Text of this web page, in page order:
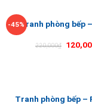
-45%Tranh phòng bếp
220,000₫
Tranh phòng bếp –